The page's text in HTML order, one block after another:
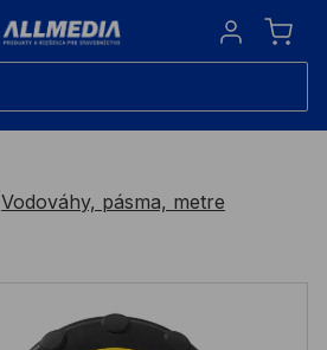
Sign in
Vodováhy, pásma, metre